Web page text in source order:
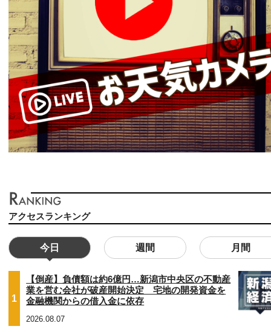
アクセスランキング
今日 週間 月間
1
【倒産】負債額は約6億円…新潟市中央区の不動産
業を営む会社が破産開始決定 宅地の開発資金を
金融機関からの借入金に依存
2026.08.07